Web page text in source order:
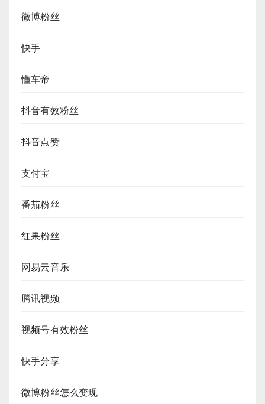
微博粉丝
快手
懂车帝
抖音有效粉丝
抖音点赞
支付宝
番茄粉丝
红果粉丝
网易云音乐
腾讯视频
视频号有效粉丝
快手分享
微博粉丝怎么变现